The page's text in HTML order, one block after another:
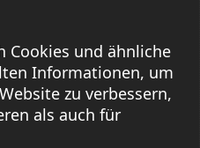
um Funktionen
analysieren. Sie können die
Cookies und ähnliche
Informationen, um
zu verbessern,
als auch für